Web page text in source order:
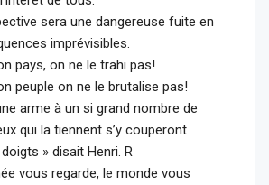
sera une dangereuse fuite en
imprévisibles.
pays, on ne le trahi pas!
peuple on ne le brutalise pas!
arme à un si grand nombre de
qui la tiennent s’y couperont
» disait Henri. R
vous regarde, le monde vous